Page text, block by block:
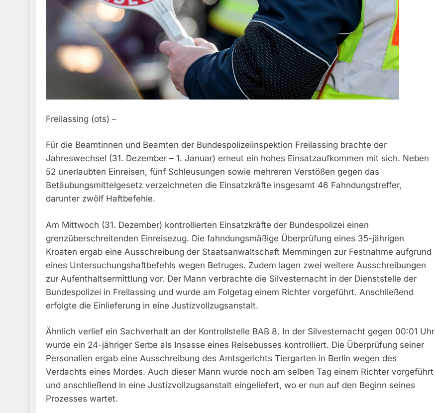
Freilassing (ots) –
Für die Beamtinnen und Beamten der Bundespolizeiinspektion Freilassing brachte der
Jahreswechsel (31. Dezember – 1. Januar) erneut ein hohes Einsatzaufkommen mit sich. Neben
52 unerlaubten Einreisen, fünf Schleusungen sowie mehreren Verstößen gegen das
Betäubungsmittelgesetz verzeichneten die Einsatzkräfte insgesamt 46 Fahndungstreffer,
darunter zwölf Haftbefehle.
Am Mittwoch (31. Dezember) kontrollierten Einsatzkräfte der Bundespolizei einen
grenzüberschreitenden Einreisezug. Die fahndungsmäßige Überprüfung eines 35-jährigen
Kroaten ergab eine Ausschreibung der Staatsanwaltschaft Memmingen zur Festnahme aufgrund
eines Untersuchungshaftbefehls wegen Betruges. Zudem lagen zwei weitere Ausschreibungen
zur Aufenthaltsermittlung vor. Der Mann verbrachte die Silvesternacht in der Dienststelle der
Bundespolizei in Freilassing und wurde am Folgetag einem Richter vorgeführt. Anschließend
erfolgte die Einlieferung in eine Justizvollzugsanstalt.
Ähnlich verlief ein Sachverhalt an der Kontrollstelle BAB 8. In der Silvesternacht gegen 00:01 Uhr
wurde ein 24-jähriger Serbe als Insasse eines Reisebusses kontrolliert. Die Überprüfung seiner
Personalien ergab eine Ausschreibung des Amtsgerichts Tiergarten in Berlin wegen des
Verdachts eines Mordes. Auch dieser Mann wurde noch am selben Tag einem Richter vorgeführt
und anschließend in eine Justizvollzugsanstalt eingeliefert, wo er nun auf den Beginn seines
Prozesses wartet.